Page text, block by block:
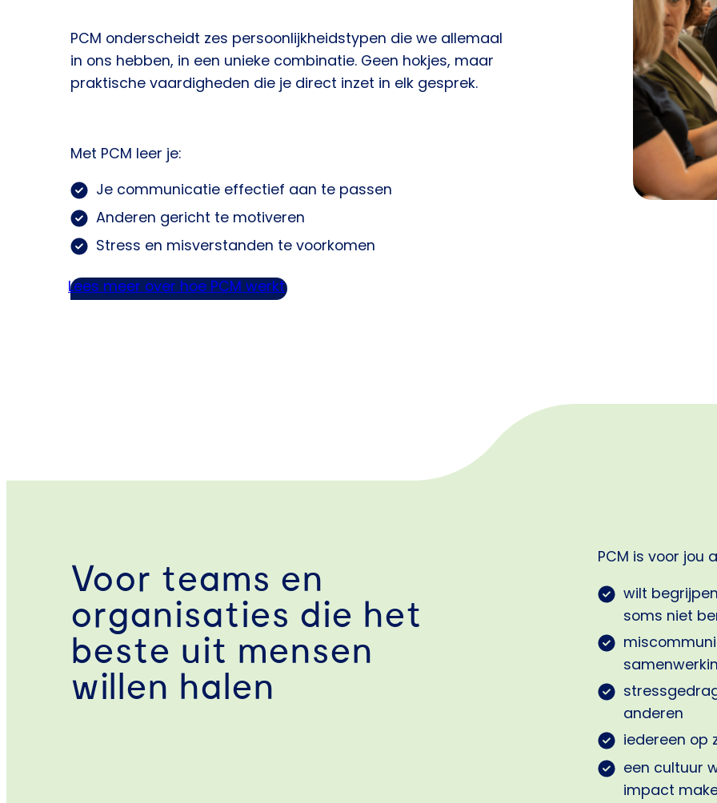
PCM onderscheidt zes persoonlijkheidstypen die we allemaal
in ons hebben, in een unieke combinatie. Geen hokjes, maar
praktische vaardigheden die je direct inzet in elk gesprek.
Met PCM leer je:
Je communicatie effectief aan te passen
Anderen gericht te motiveren
Stress en misverstanden te voorkomen
Lees meer over hoe PCM werkt
Voor teams en
organisaties die het
beste uit mensen
willen halen
PCM is voor jou
wilt
soms niet
anderen
iedereen op
een cultuur
impact